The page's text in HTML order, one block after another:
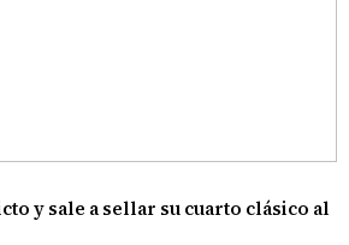
y sale a sellar su cuarto clásico al